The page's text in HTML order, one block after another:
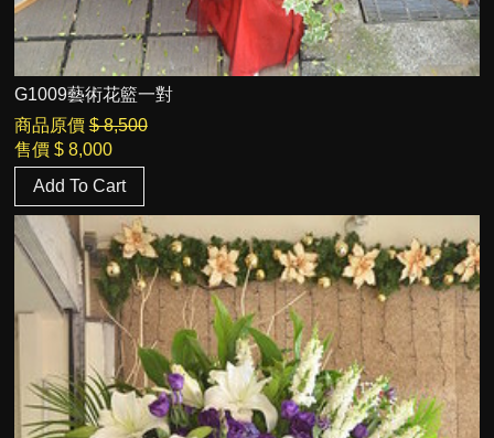
G1009藝術花籃一對
商品原價 $ 8,500
售價 $ 8,000
Add To Cart